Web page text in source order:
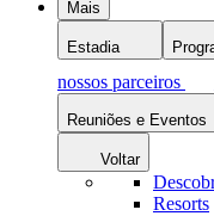
Mais
Estadia
nossos parceiros
Reuniões e Eventos
Voltar
Resorts